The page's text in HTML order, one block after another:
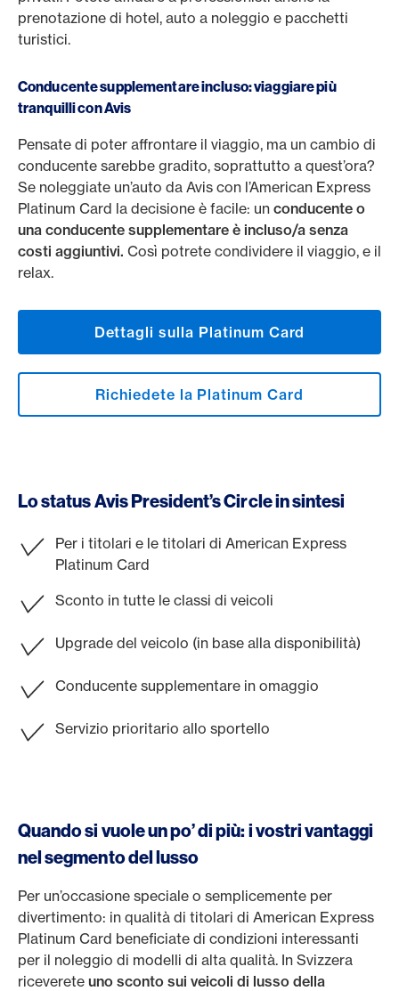
prenotazione di hotel, auto a noleggio e pacchetti
turistici.
Conducente supplementare incluso: viaggiare più
tranquilli con Avis
Pensate di poter affrontare il viaggio, ma un cambio di
conducente sarebbe gradito, soprattutto a quest’ora?
Se noleggiate un’auto da Avis con l’American Express
Platinum Card la decisione è facile: un conducente o
una conducente supplementare è incluso/a senza
costi aggiuntivi. Così potrete condividere il viaggio, e il
relax.
Dettagli sulla Platinum Card
Richiedete la Platinum Card
Lo status Avis President’s Circle in sintesi
Per i titolari e le titolari di American Express
Platinum Card
Sconto in tutte le classi di veicoli
Upgrade del veicolo (in base alla disponibilità)
Conducente supplementare in omaggio
Servizio prioritario allo sportello
Quando si vuole un po’ di più: i vostri vantaggi
nel segmento del lusso
Per un’occasione speciale o semplicemente per
divertimento: in qualità di titolari di American Express
Platinum Card beneficiate di condizioni interessanti
per il noleggio di modelli di alta qualità. In Svizzera
riceverete uno sconto sui veicoli di lusso della